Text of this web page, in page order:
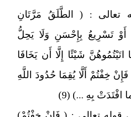
تعالى : ( الطَّلَقُ مَرَّتَانِ
تَسْرِيعُ بِإِحْسَنِ وَلَا يَحِلُّ
شَيْئًا إِلَّا أَن يَخَافَا
فَإِنْ خِفْتُمْ أَلَّا يُقِمَا حُدُودَ اللَّهِ
افْتَدَتْ بِهِ ...) (9)